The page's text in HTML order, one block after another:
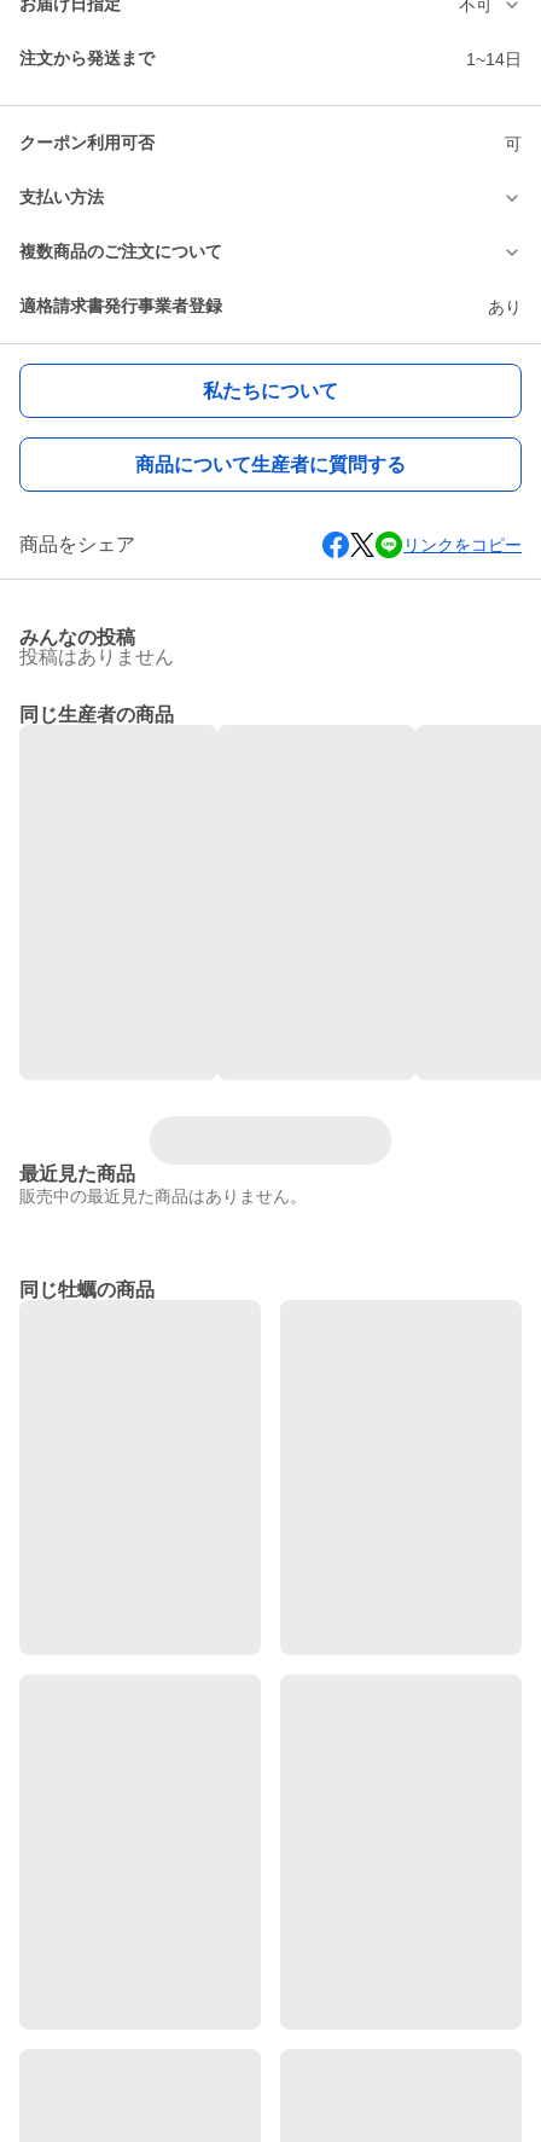
不可
注文から発送まで 1~14日
クーポン利用可否 可
支払い方法
複数商品のご注文について
適格請求書発行事業者登録 あり
私たちについて
商品について生産者に質問する
商品をシェア リンクをコピー
みんなの投稿
投稿はありません
同じ生産者の商品
最近見た商品
販売中の最近見た商品はありません。
同じ牡蠣の商品